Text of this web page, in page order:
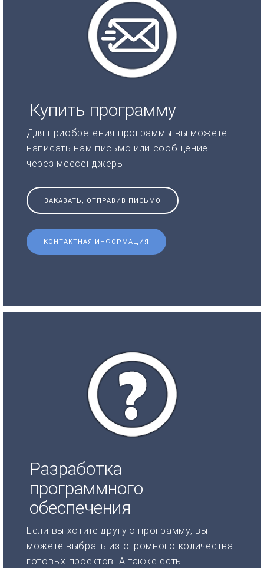
Купить программу
Для приобретения программы вы можете
написать нам письмо или сообщение
через мессенджеры
ЗАКАЗАТЬ, ОТПРАВИВ ПИСЬМО
КОНТАКТНАЯ ИНФОРМАЦИЯ
Разработка
программного
обеспечения
Если вы хотите другую программу, вы
можете выбрать из огромного количества
готовых проектов. А также есть